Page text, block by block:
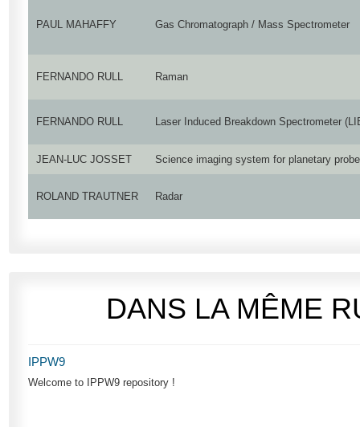
PAUL MAHAFFY Gas Chromatograph / Mass Spectrometer
FERNANDO RULL Raman
FERNANDO RULL Laser Induced Breakdown Spectrometer
JEAN-LUC JOSSET Science imaging system for planetary
ROLAND TRAUTNER Radar
DANS LA MÊME
IPPW9
Welcome to IPPW9 repository !